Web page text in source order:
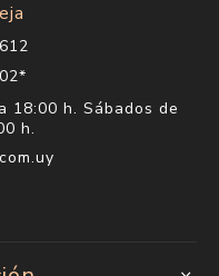
18:00 h. Sábados de
h.